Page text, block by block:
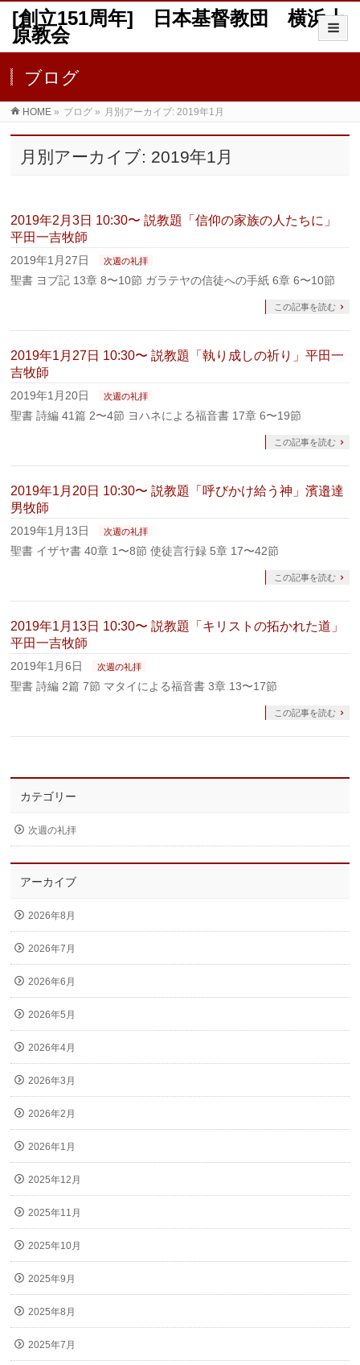
[創立151周年] 日本基督教団 横浜上
原教会
ブログ
HOME » ブログ » 月別アーカイブ: 2019年1月
月別アーカイブ: 2019年1月
2019年2月3日 10:30〜 説教題「信仰の家族の人たちに」
平田一吉牧師
2019年1月27日 次週の礼拝
聖書 ヨブ記 13章 8〜10節 ガラテヤの信徒への手紙 6章 6〜10節
この記事を読む
2019年1月27日 10:30〜 説教題「執り成しの祈り」平田一
吉牧師
2019年1月20日 次週の礼拝
聖書 詩編 41篇 2〜4節 ヨハネによる福音書 17章 6〜19節
この記事を読む
2019年1月20日 10:30〜 説教題「呼びかけ給う神」濱邉達
男牧師
2019年1月13日 次週の礼拝
聖書 イザヤ書 40章 1〜8節 使徒言行録 5章 17〜42節
この記事を読む
2019年1月13日 10:30〜 説教題「キリストの拓かれた道」
平田一吉牧師
2019年1月6日 次週の礼拝
聖書 詩編 2篇 7節 マタイによる福音書 3章 13〜17節
この記事を読む
カテゴリー
次週の礼拝
アーカイブ
2026年8月
2026年7月
2026年6月
2026年5月
2026年4月
2026年3月
2026年2月
2026年1月
2025年12月
2025年11月
2025年10月
2025年9月
2025年8月
2025年7月